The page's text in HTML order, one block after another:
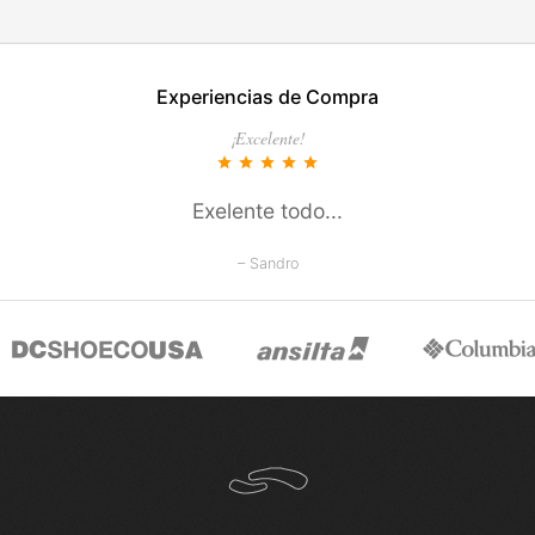
Experiencias de Compra
¡Excelente!
star star star star star
Exelente todo...
– Sandro